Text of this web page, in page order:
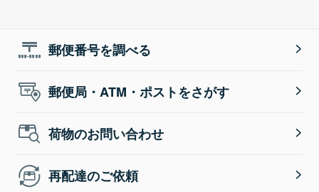
郵便番号を調べる
郵便局・ATM・ポストをさがす
荷物のお問い合わせ
再配達のご依頼